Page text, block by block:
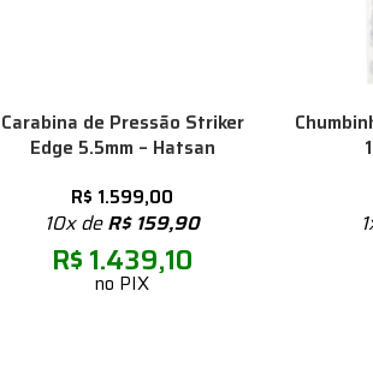
Carabina de Pressão Striker
Edge 5.5mm – Hatsan
R$ 1.599,00
10x deR$159,90
R$ 1.439,10
no PIX